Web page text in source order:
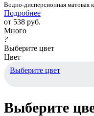
Водно-дисперсионная матовая
Подробнее
от 538 руб.
Много
?
Выберите цвет
Цвет
Выберите цвет
Выберите